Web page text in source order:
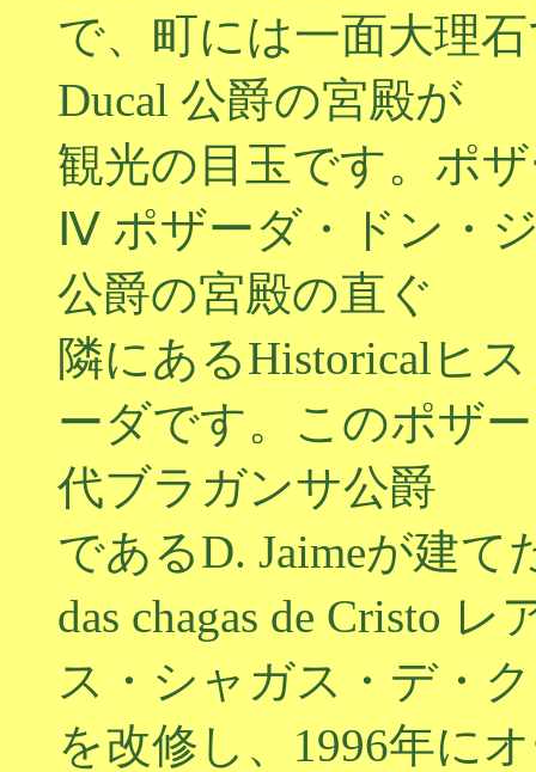
で、町には一面大理
Ducal 公爵の宮殿が
観光の目玉です。ポザ
Ⅳ ポザーダ・ドン・
公爵の宮殿の直ぐ
隣にあるHistoricalヒ
ーダです。このポザ
代ブラガンサ公爵
であるD. Jaimeが建て
das chagas de Cristo
ス・シャガス・デ・
を改修し、1996年に